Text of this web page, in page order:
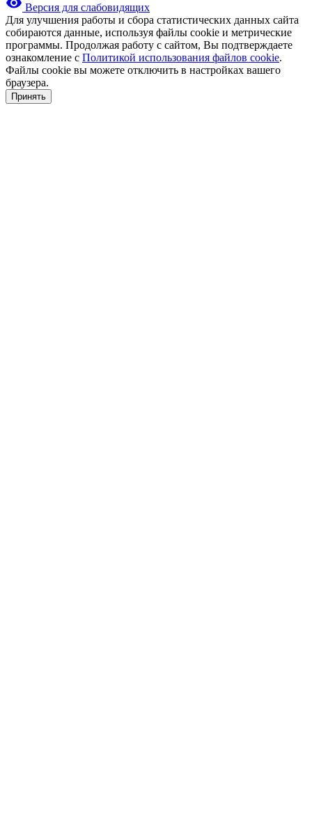
Версия для слабовидящих
Для улучшения работы и сбора статистических данных сайта
собираются данные, используя файлы cookie и метрические
программы. Продолжая работу с сайтом, Вы подтверждаете
ознакомление с Политикой использования файлов cookie.
Файлы cookie вы можете отключить в настройках вашего
браузера.
Принять